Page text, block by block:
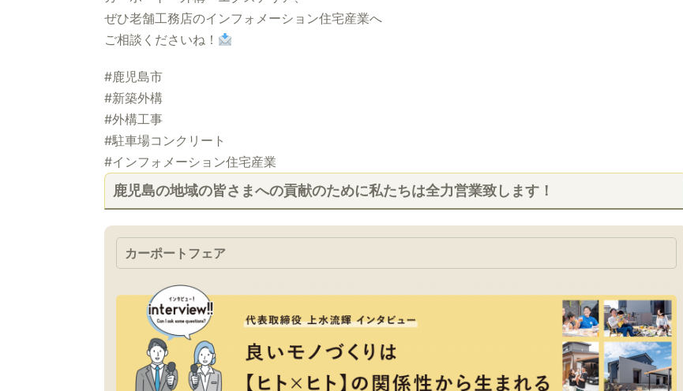
ぜひ老舗工務店のインフォメーション住宅産業へ
ご相談くださいね！
#鹿児島市
#新築外構
#外構工事
#駐車場コンクリート
#インフォメーション住宅産業
鹿児島の地域の皆さまへの貢献のために私たちは全力営業致します！
カーポートフェア